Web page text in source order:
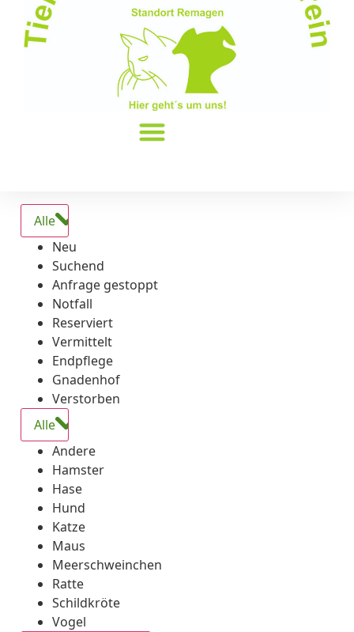
Alle
Neu
Suchend
Anfrage gestoppt
Notfall
Reserviert
Vermittelt
Endpflege
Gnadenhof
Verstorben
Alle
Andere
Hamster
Hase
Hund
Katze
Maus
Meerschweinchen
Ratte
Schildkröte
Vogel